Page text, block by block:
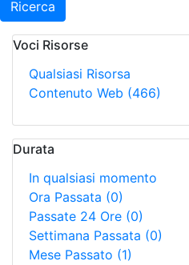
Ricerca
Voci Risorse
Qualsiasi Risorsa
Contenuto Web (466)
Durata
In qualsiasi momento
Ora Passata (0)
Passate 24 Ore (0)
Settimana Passata (0)
Mese Passato (1)